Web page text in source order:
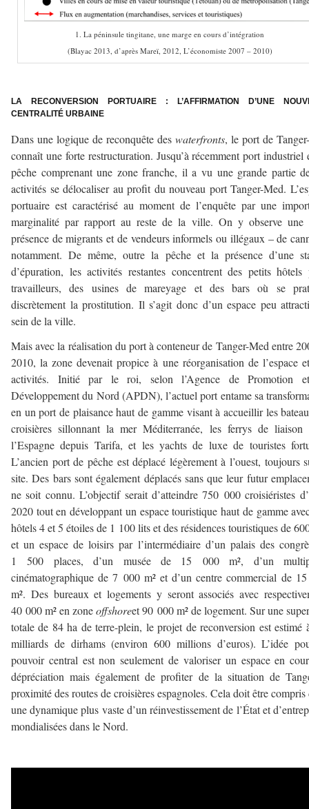
1. La péninsule tingitane, une marge en cours d’intégration
(Blayac 2013, d’après Mareï, 2012, L’économiste 2007 – 2010)
LA RECONVERSION PORTUAIRE : L’AFFIRMATION D’UNE
CENTRALITÉ URBAINE
Dans une logique de reconquête des waterfronts, le port de
connaît une forte restructuration. Jusqu’à récemment port industriel
pêche comprenant une zone franche, il a vu une grande partie
activités se délocaliser au profit du nouveau port Tanger-Med.
portuaire est caractérisé au moment de l’enquête par une
marginalité par rapport au reste de la ville. On y observe une
présence de migrants et de vendeurs informels ou illégaux – de
notamment. De même, outre la pêche et la présence d’une
d’épuration, les activités restantes concentrent des petits hôtels
travailleurs, des usines de mareyage et des bars où se
discrètement la prostitution. Il s’agit donc d’un espace peu
sein de la ville.
Mais avec la réalisation du port à conteneur de Tanger-Med entre
2010, la zone devenait propice à une réorganisation de l’espace
activités. Initié par le roi, selon l’Agence de Promotion
Développement du Nord (APDN), l’actuel port entame sa
en un port de plaisance haut de gamme visant à accueillir les
croisières sillonnant la mer Méditerranée, les ferrys de liaison
l’Espagne depuis Tarifa, et les yachts de luxe de touristes
L’ancien port de pêche est déplacé légèrement à l’ouest, toujours
site. Des bars sont également déplacés sans que leur futur
ne soit connu. L’objectif serait d’atteindre 750 000 croisiéristes
2020 tout en développant un espace touristique haut de gamme
hôtels 4 et 5 étoiles de 1 100 lits et des résidences touristiques de
et un espace de loisirs par l’intermédiaire d’un palais des
1 500 places, d’un musée de 15 000 m², d’un
cinématographique de 7 000 m² et d’un centre commercial de
m². Des bureaux et logements y seront associés avec
40 000 m² en zoneoffshoreet 90 000 m² de logement. Sur une
totale de 84 ha de terre-plein, le projet de reconversion est estimé
milliards de dirhams (environ 600 millions d’euros). L’idée
pouvoir central est non seulement de valoriser un espace en
dépréciation mais également de profiter de la situation de
proximité des routes de croisières espagnoles. Cela doit être compris
une dynamique plus vaste d’un réinvestissement de l’État et
mondialisées dans le Nord.